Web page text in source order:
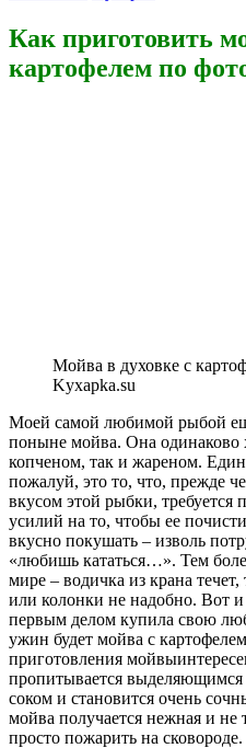
Как приготовить
картофелем по
Мойва в духовке с
Kyxapka.su
Моей самой любимой рыбой
поныне мойва. Она одинаково
копченом, так и жареном.
пожалуй, это то, что, прежде
вкусом этой рыбки, требуется
усилий на то, чтобы ее
вкусно покушать – изволь
«любишь кататься…». Тем
мире – водичка из крана течет,
или колонки не надобно. Вот
первым делом купила свою
ужин будет мойва с
приготовления
пропитывается
соком и становится очень
мойва получается нежная и не
просто пожарить на